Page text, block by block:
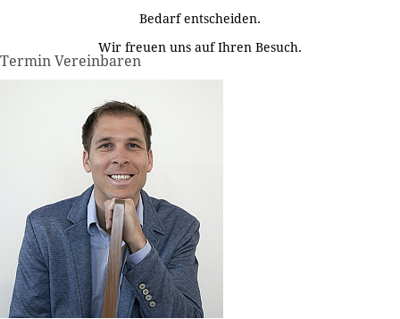
Bedarf entscheiden.
Wir freuen uns auf Ihren Besuch.
Termin Vereinbaren